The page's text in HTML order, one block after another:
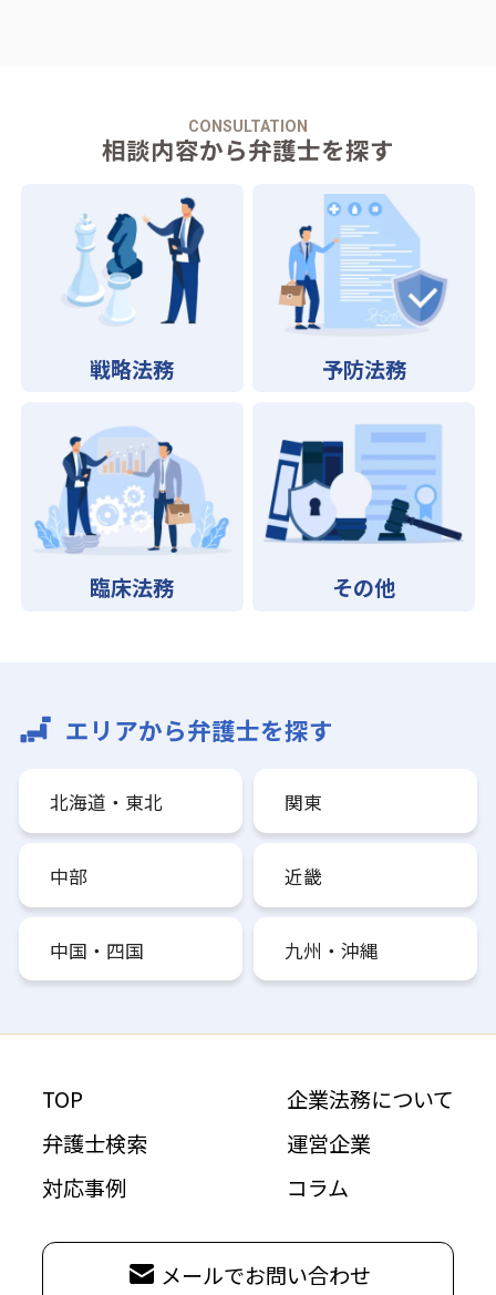
CONSULTATION
相談内容から弁護士を探す
戦略法務 予防法務
臨床法務 その他
エリアから弁護士を探す
北海道・東北 関東
中部 近畿
中国・四国 九州・沖縄
TOP
弁護士検索
対応事例
企業法務について
運営企業
コラム
メールでお問い合わせ